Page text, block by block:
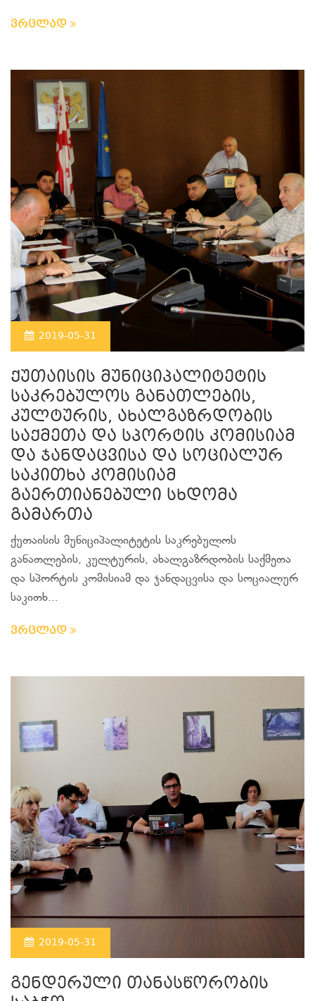
ვრცლად
2019-05-31
ქუთაისის მუნიციპალიტეტის
საკრებულოს განათლების,
კულტურის, ახალგაზრდობის
საქმეთა და სპორტის კომისიამ
და ჯანდაცვისა და სოციალურ
საკითხა კომისიამ
გაერთიანებული სხდომა
გამართა
ქუთაისის მუნიციპალიტეტის საკრებულოს
განათლების, კულტურის, ახალგაზრდობის საქმეთა
და სპორტის კომისიამ და ჯანდაცვისა და სოციალურ
საკითხ...
ვრცლად
2019-05-31
გენდერული თანასწორობის